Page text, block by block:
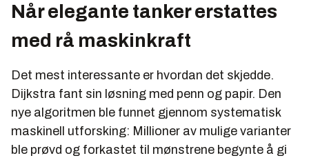
Når elegante tanker erstattes
med rå maskinkraft
Det mest interessante er hvordan det skjedde.
Dijkstra fant sin løsning med penn og papir. Den
nye algoritmen ble funnet gjennom systematisk
maskinell utforsking: Millioner av mulige varianter
ble prøvd og forkastet til mønstrene begynte å gi